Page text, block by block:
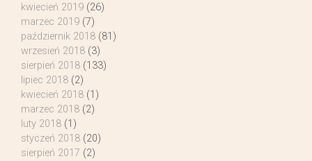
kwiecień 2019 (26)
marzec 2019 (7)
październik 2018 (81)
wrzesień 2018 (3)
sierpień 2018 (133)
lipiec 2018 (2)
kwiecień 2018 (1)
marzec 2018 (2)
luty 2018 (1)
styczeń 2018 (20)
sierpień 2017 (2)